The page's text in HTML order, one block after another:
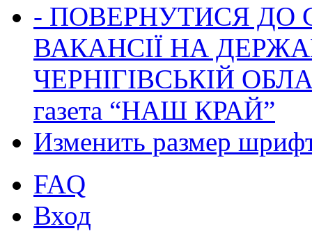
- ПОВЕРНУТИСЯ ДО
ВАКАНСІЇ НА
ЧЕРНІГІВСЬКІЙ
газета “НАШ КРАЙ”
Изменить размер
FAQ
Вход